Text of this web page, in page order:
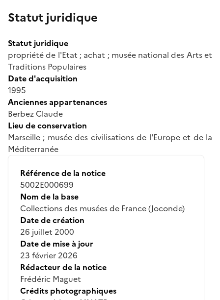
Statut juridique
Statut juridique
propriété de l'Etat ; achat ; musée national des Arts et
Traditions Populaires
Date d'acquisition
1995
Anciennes appartenances
Berbez Claude
Lieu de conservation
Marseille ; musée des civilisations de l'Europe et de la
Méditerranée
Référence de la notice
5002E000699
Nom de la base
Collections des musées de France (Joconde)
Date de création
26 juillet 2000
Date de mise à jour
23 février 2026
Rédacteur de la notice
Frédéric Maguet
Crédits photographiques